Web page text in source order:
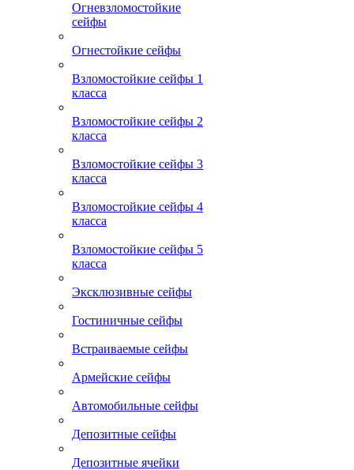
Огневзломостойкие
сейфы
Огнестойкие сейфы
Взломостойкие сейфы 1
класса
Взломостойкие сейфы 2
класса
Взломостойкие сейфы 3
класса
Взломостойкие сейфы 4
класса
Взломостойкие сейфы 5
класса
Эксклюзивные сейфы
Гостиничные сейфы
Встраиваемые сейфы
Армейские сейфы
Автомобильные сейфы
Депозитные сейфы
Депозитные ячейки